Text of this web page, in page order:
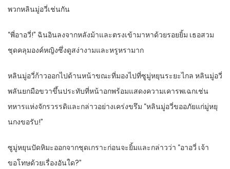
พวกหลินมู่อวี่เช่นกัน
“พี่อาอวี่!” ฉินอินลงจากหลังม้าและตรงเข้ามาหาด้วยรอยยิ้ม เธอสวม
ชุดคลุมองค์หญิงซึ่งดูสง่างามและหรูหรามาก
หลินมู่อวี่ก้าวออกไปด้านหน้าขณะที่มองไปที่ซูมู่หยุนระยะไกล หลินมู่อวี่
พลันยกมือขวาขึ้นประทับที่หน้าอกพร้อมแสดงความเคารพเฉกเช่น
ทหารแห่งจักรวรรดิและกล่าวอย่างเคร่งขรึม “หลินมู่อวี่ขออภัยแก่มู่หยุ
นกงขอรับ!”
ซูมู่หยุนปัดหิมะออกจากชุดเกราะก่อนจะยิ้มและกล่าวว่า “อาอวี่ เจ้า
ขอโทษด้วยเรื่องอันใด?”